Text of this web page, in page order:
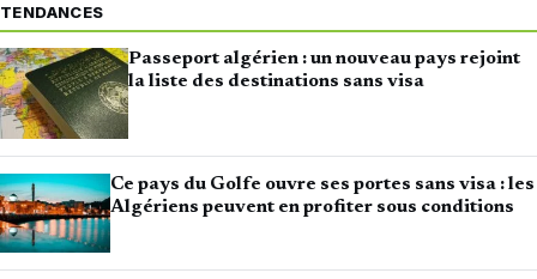
TENDANCES
Passeport algérien : un nouveau pays rejoint
la liste des destinations sans visa
Ce pays du Golfe ouvre ses portes sans visa : les
Algériens peuvent en profiter sous conditions